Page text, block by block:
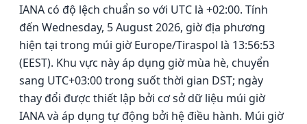
IANA có độ lệch chuẩn so với UTC là +02:00. Tính
đến Wednesday, 5 August 2026, giờ địa phương
hiện tại trong múi giờ Europe/Tiraspol là 13:56:53
(EEST). Khu vực này áp dụng giờ mùa hè, chuyển
sang UTC+03:00 trong suốt thời gian DST; ngày
thay đổi được thiết lập bởi cơ sở dữ liệu múi giờ
IANA và áp dụng tự động bởi hệ điều hành. Múi giờ